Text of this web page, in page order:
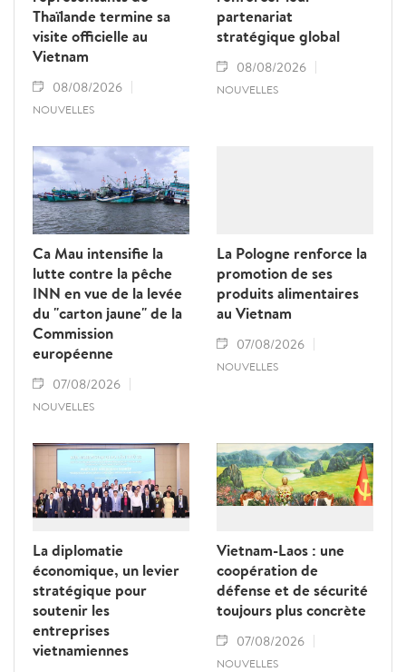
Thaïlande termine sa
visite officielle au
Vietnam
08/08/2026
NOUVELLES
partenariat
stratégique global
08/08/2026
NOUVELLES
Ca Mau intensifie la
lutte contre la pêche
INN en vue de la levée
du "carton jaune" de la
Commission
européenne
07/08/2026
NOUVELLES
La Pologne renforce la
promotion de ses
produits alimentaires
au Vietnam
07/08/2026
NOUVELLES
La diplomatie
économique, un levier
stratégique pour
soutenir les
entreprises
vietnamiennes
Vietnam-Laos : une
coopération de
défense et de sécurité
toujours plus concrète
07/08/2026
NOUVELLES